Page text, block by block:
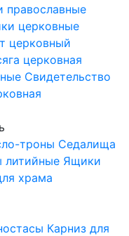
православные
церковные
церковный
церковная
Свидетельство
троны Седалища
литийные Ящики
храма
Карниз для